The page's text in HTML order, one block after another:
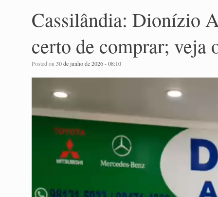
Cassilândia: Dionízio
certo de comprar; veja
Posted on30 de junho de 2026 - 08:10
vídeo